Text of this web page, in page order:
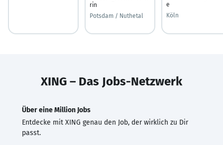
rin
Potsdam / Nuthetal
e
Köln
XING – Das Jobs-Netzwerk
Über eine Million Jobs
Entdecke mit XING genau den Job, der wirklich zu Dir
passt.